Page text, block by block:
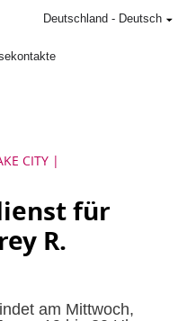
Deutschland - Deutsch
CITY
für
R.
am Mittwoch,